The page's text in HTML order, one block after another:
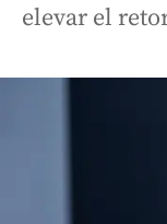
elevar el